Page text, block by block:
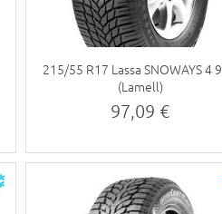
215/55 R17 Lassa SNOWAYS 4
(Lamell)
97,09 €